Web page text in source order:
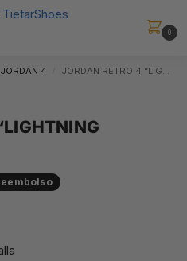
0
JORDAN 4 JORDAN RETRO 4 “LIGHTNING